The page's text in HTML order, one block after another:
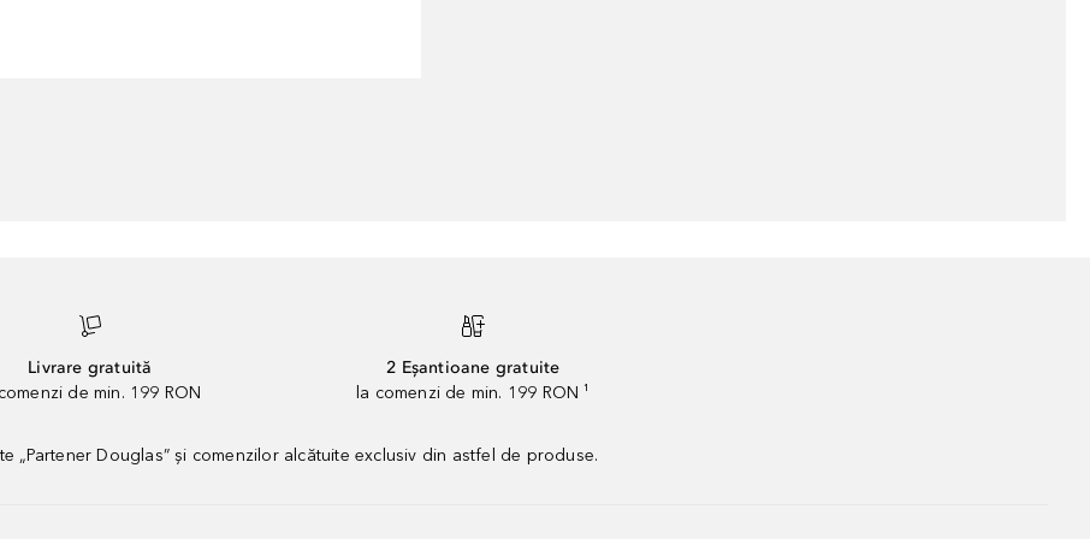
Livrare gratuită
de min. 199 RON
2 Eșantioane gratuite
la comenzi de min. 199 RON ¹
„Partener Douglas” și comenzilor alcătuite exclusiv din astfel de produse.